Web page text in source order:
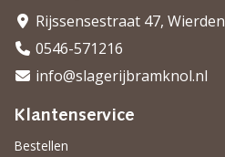
Rijssensestraat 47, Wierden
0546-571216
info@slagerijbramknol.nl
Klantenservice
Bestellen